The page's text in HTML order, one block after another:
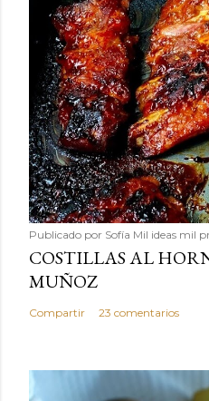
Publicado por Sofía Mil ideas mil
COSTILLAS AL
MUÑOZ
Compartir 23 comentarios